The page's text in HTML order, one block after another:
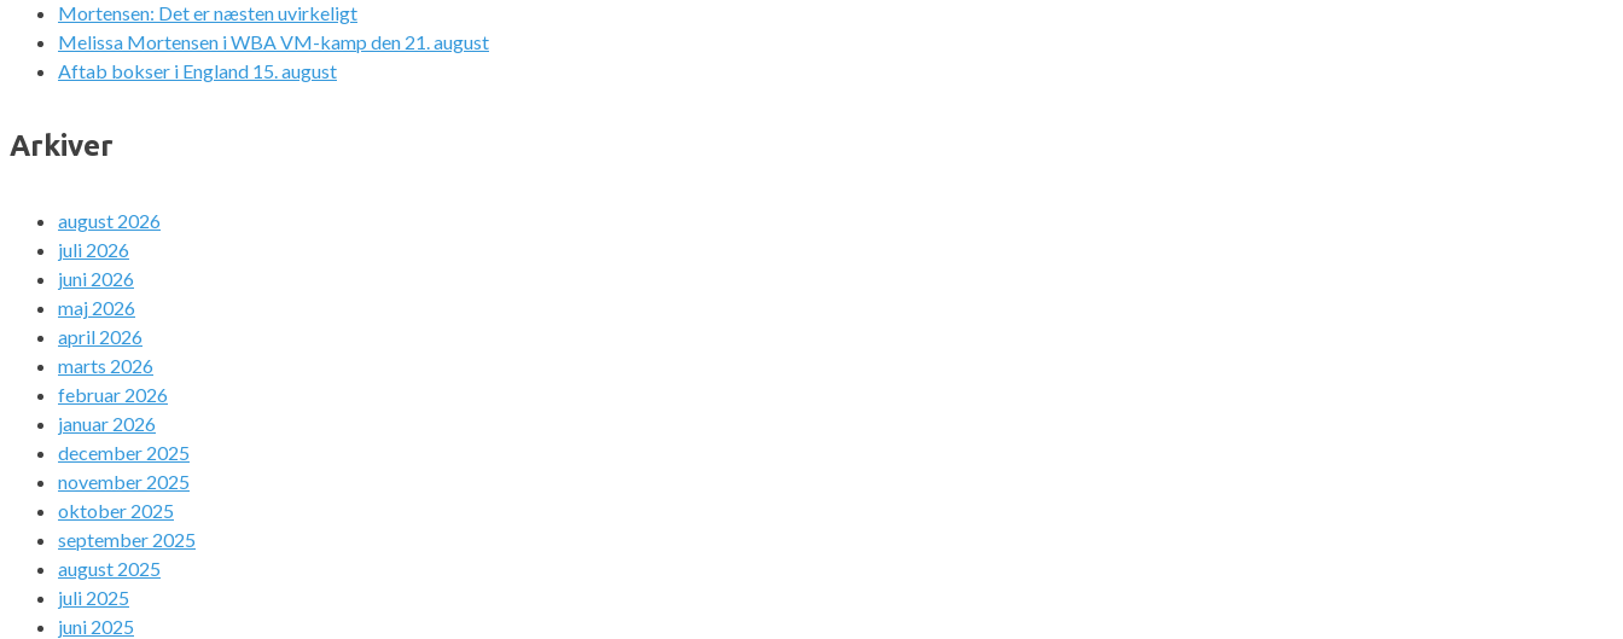
Mortensen: Det er næsten uvirkeligt
Melissa Mortensen i WBA VM-kamp den 21. august
Aftab bokser i England 15. august
Arkiver
august 2026
juli 2026
juni 2026
maj 2026
april 2026
marts 2026
februar 2026
januar 2026
december 2025
november 2025
oktober 2025
september 2025
august 2025
juli 2025
juni 2025